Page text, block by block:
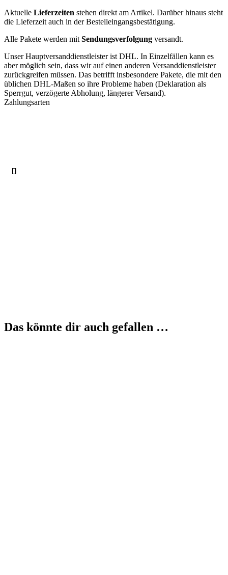
Aktuelle Lieferzeiten stehen direkt am Artikel. Darüber hinaus steht
die Lieferzeit auch in der Bestelleingangsbestätigung.
Alle Pakete werden mit Sendungsverfolgung versandt.
Unser Hauptversanddienstleister ist DHL. In Einzelfällen kann es
aber möglich sein, dass wir auf einen anderen Versanddienstleister
zurückgreifen müssen. Das betrifft insbesondere Pakete, die mit den
üblichen DHL-Maßen so ihre Probleme haben (Deklaration als
Sperrgut, verzögerte Abholung, längerer Versand).
Zahlungsarten
Das könnte dir auch gefallen …